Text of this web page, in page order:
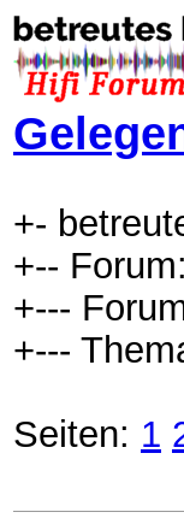
+-
+--
+---
+---
Seiten: 1